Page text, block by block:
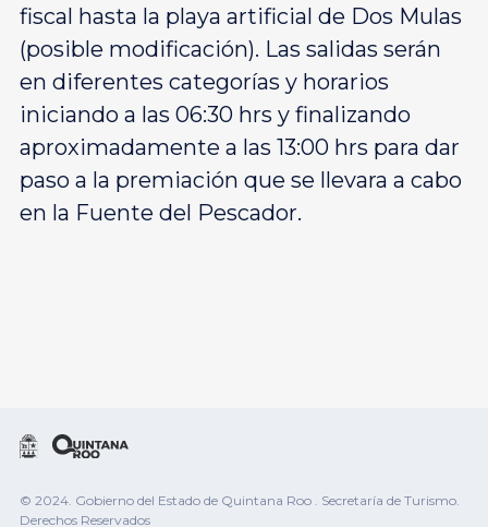
fiscal hasta la playa artificial de Dos Mulas
(posible modificación). Las salidas serán
en diferentes categorías y horarios
iniciando a las 06:30 hrs y finalizando
aproximadamente a las 13:00 hrs para dar
paso a la premiación que se llevara a cabo
en la Fuente del Pescador.
© 2024. Gobierno del Estado de Quintana Roo . Secretaría de Turismo.
Derechos Reservados